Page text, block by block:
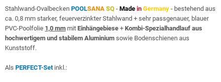
Stahlwand-Ovalbecken POOLSANA SQ - Made in Germany - bestehend aus
ca. 0,8 mm starker, feuerverzinkter Stahlwand + sehr passgenauer, blauer
PVC-Poolfolie 1,0 mm mit Einhängebiese + Kombi-Spezialhandlauf aus
hochwertigem und stabilem Aluminium sowie Bodenschienen aus
Kunststoff.
Als PERFECT-Setinkl.: